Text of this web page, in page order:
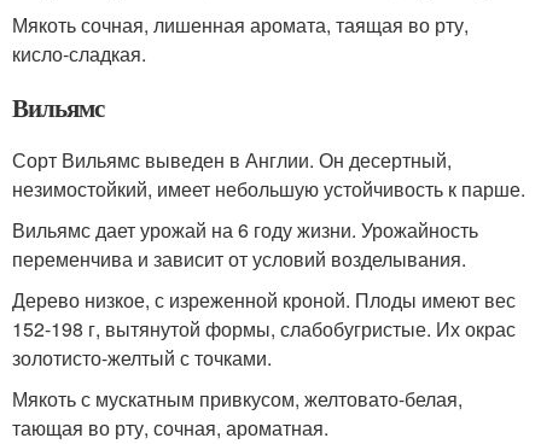
Мякоть сочная, лишенная аромата, таящая во рту,
кисло-сладкая.
Вильямс
Сорт Вильямс выведен в Англии. Он десертный,
незимостойкий, имеет небольшую устойчивость к парше.
Вильямс дает урожай на 6 году жизни. Урожайность
переменчива и зависит от условий возделывания.
Дерево низкое, с изреженной кроной. Плоды имеют вес
152-198 г, вытянутой формы, слабобугристые. Их окрас
золотисто-желтый с точками.
Мякоть с мускатным привкусом, желтовато-белая,
тающая во рту, сочная, ароматная.